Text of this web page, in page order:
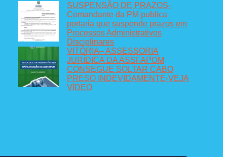
SUSPENSÃO DE PRAZOS-
Comandante da PM publica
portaria que suspende prazos em
Processos Administrativos
Disciplinares
VITÓRIA– ASSESSORIA
JURÍDICA DA ASSFAPOM
CONSEGUE SOLTAR CABO
PRESO INDEVIDAMENTE-VEJA
VÍDEO